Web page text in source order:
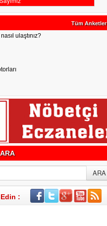
Tüm Anketler
ulaştınız?
: